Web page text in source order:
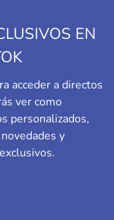
EN
acceder a directos
ver como
personalizados,
y